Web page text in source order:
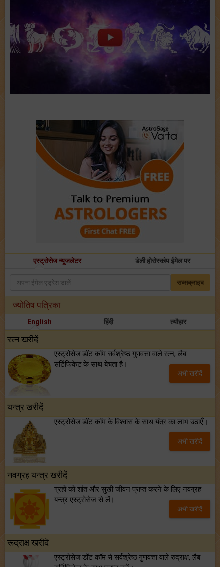
एस्ट्रोसेज न्यूजलेटर डेली होरोस्कोप ईमेल पर
सब्सक्राइब
ज्योतिष पत्रिका
English हिंदी त्यौहार
रत्न खरीदें
एस्ट्रोसेज डॉट कॉम सर्वश्रेष्ठ गुणवत्ता वाले रत्न, लैब
सर्टिफिकेट के साथ बेचता है।
अभी खरीदें
यन्त्र खरीदें
एस्ट्रोसेज डॉट कॉम के विश्वास के साथ यंत्र का लाभ उठाएँ।
अभी खरीदें
नवग्रह यन्त्र खरीदें
ग्रहों को शांत और सुखी जीवन प्राप्त करने के लिए नवग्रह
यन्त्र एस्ट्रोसेज से लें।
अभी खरीदें
रूद्राक्ष खरीदें
एस्ट्रोसेज डॉट कॉम से सर्वश्रेष्ठ गुणवत्ता वाले रुद्राक्ष, लैब